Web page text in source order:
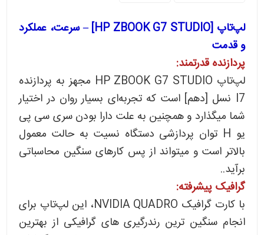
لپ‌تاپ [HP ZBOOK G7 STUDIO] – سرعت، عملکرد
و قدمت
پردازنده قدرتمند:
لپ‌تاپ HP ZBOOK G7 STUDIO مجهز به پردازنده
I7 نسل [دهم] است که تجربه‌ای بسیار روان در اختیار
شما میگذارد و همچنین به علت دارا بودن سری سی پی
یو H توان پردازشی دستگاه نسیت به حالت معمول
بالاتر است و میتواند از پس کارهای سنگین محاسباتی
برآید..
گرافیک پیشرفته:
با کارت گرافیک NVIDIA QUADRO، این لپ‌تاپ برای
انجام سنگین ترین رندرگیری های گرافیکی از بهترین